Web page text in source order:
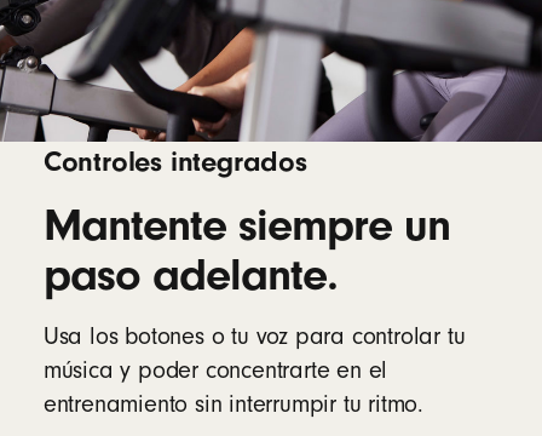
Controles integrados
Mantente siempre un
paso adelante.
Usa los botones o tu voz para controlar tu
música y poder concentrarte en el
entrenamiento sin interrumpir tu ritmo.